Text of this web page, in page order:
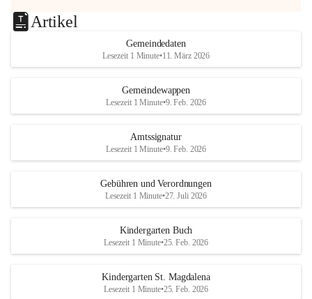
Artikel
Gemeindedaten
Lesezeit 1 Minute•11. März 2026
Gemeindewappen
Lesezeit 1 Minute•9. Feb. 2026
Amtssignatur
Lesezeit 1 Minute•9. Feb. 2026
Gebühren und Verordnungen
Lesezeit 1 Minute•27. Juli 2026
Kindergarten Buch
Lesezeit 1 Minute•25. Feb. 2026
Kindergarten St. Magdalena
Lesezeit 1 Minute•25. Feb. 2026